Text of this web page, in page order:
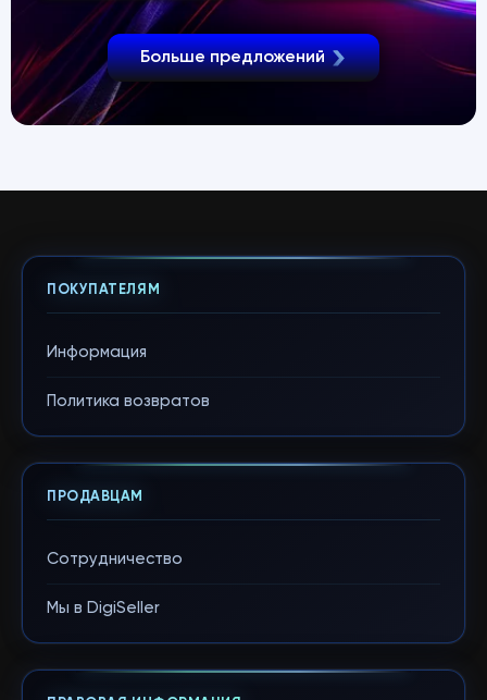
Больше предложений
ПОКУПАТЕЛЯМ
Информация
Политика возвратов
ПРОДАВЦАМ
Сотрудничество
Мы в DigiSeller